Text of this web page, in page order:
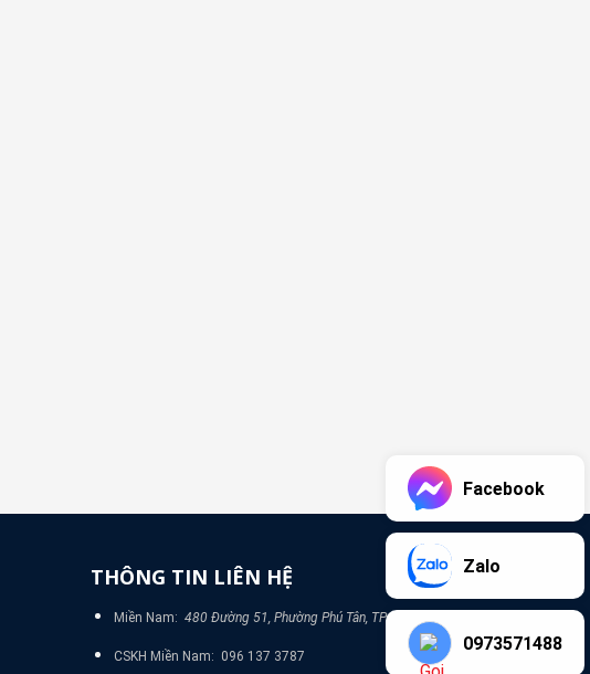
THÔNG TIN LIÊN HỆ
Miền Nam: 480 Đường 51, Phường Phú Tân, TP Bình Dương
CSKH Miền Nam: 096 137 3787
Facebook
Zalo
0973571488